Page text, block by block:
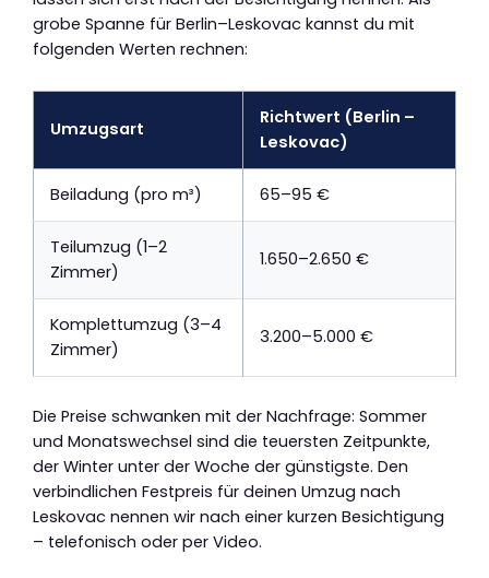
grobe Spanne für Berlin–Leskovac kannst du mit
folgenden Werten rechnen:
Umzugsart
Richtwert (Berlin –
Leskovac)
Beiladung (pro m³) 65–95 €
Teilumzug (1–2
Zimmer)
1.650–2.650 €
Komplettumzug (3–4
Zimmer)
3.200–5.000 €
Die Preise schwanken mit der Nachfrage: Sommer
und Monatswechsel sind die teuersten Zeitpunkte,
der Winter unter der Woche der günstigste. Den
verbindlichen Festpreis für deinen Umzug nach
Leskovac nennen wir nach einer kurzen Besichtigung
– telefonisch oder per Video.